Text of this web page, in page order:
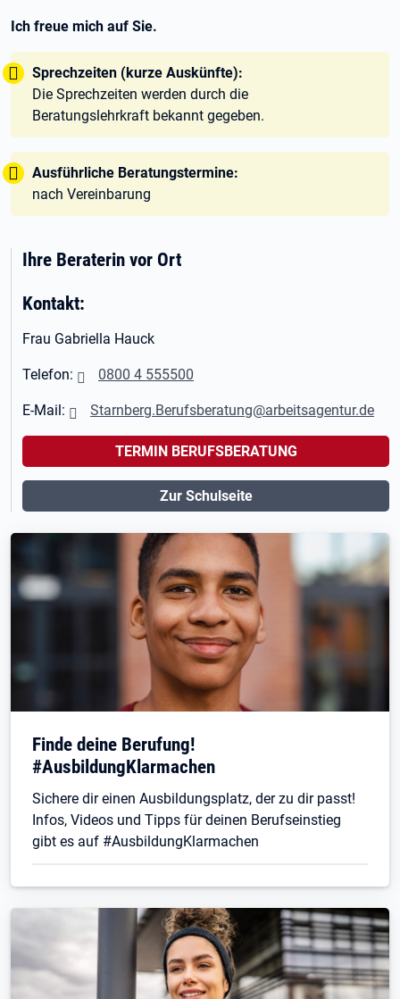
Ich freue mich auf Sie.
Tipp:
Sprechzeiten (kurze Auskünfte):
Die Sprechzeiten werden durch die
Beratungslehrkraft bekannt gegeben.
Tipp:
Ausführliche Beratungstermine:
nach Vereinbarung
Ihre Beraterin vor Ort
Kontakt:
Frau Gabriella Hauck
Telefon: 0800 4 555500
E-Mail: Starnberg.Berufsberatung@arbeitsagentur.de
TERMIN BERUFSBERATUNG
Zur Schulseite
Finde deine Berufung!
#AusbildungKlarmachen
Sichere dir einen Ausbildungsplatz, der zu dir passt!
Infos, Videos und Tipps für deinen Berufseinstieg
gibt es auf #AusbildungKlarmachen